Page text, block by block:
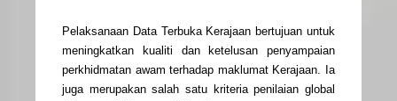
Pelaksanaan Data Terbuka Kerajaan bertujuan untuk
meningkatkan kualiti dan ketelusan penyampaian
perkhidmatan awam terhadap maklumat Kerajaan. Ia
juga merupakan salah satu kriteria penilaian global